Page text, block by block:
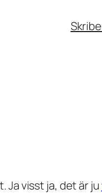
Ja visst ja, det är ju